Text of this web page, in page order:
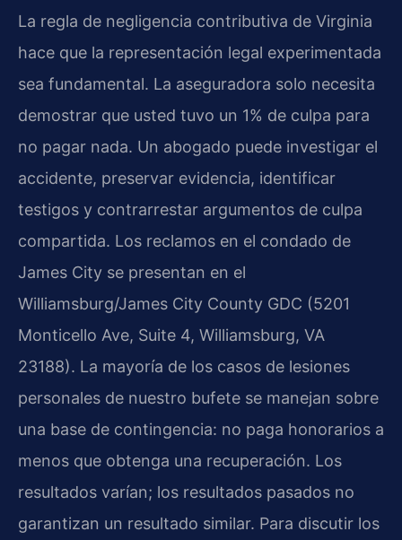
La regla de negligencia contributiva de Virginia
hace que la representación legal experimentada
sea fundamental. La aseguradora solo necesita
demostrar que usted tuvo un 1% de culpa para
no pagar nada. Un abogado puede investigar el
accidente, preservar evidencia, identificar
testigos y contrarrestar argumentos de culpa
compartida. Los reclamos en el condado de
James City se presentan en el
Williamsburg/James City County GDC (5201
Monticello Ave, Suite 4, Williamsburg, VA
23188). La mayoría de los casos de lesiones
personales de nuestro bufete se manejan sobre
una base de contingencia: no paga honorarios a
menos que obtenga una recuperación. Los
resultados varían; los resultados pasados no
garantizan un resultado similar. Para discutir los